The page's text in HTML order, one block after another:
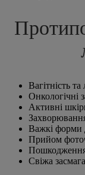
Вагітність та
Онкологічні
Активні
Важкі форми
Прийом
Пошкодження
Свіжа